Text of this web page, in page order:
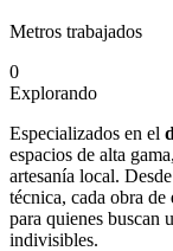
Metros trabajados
0
Explorando
Especializados en el
espacios de alta
artesanía local.
técnica, cada obra de
para quienes buscan
indivisibles.